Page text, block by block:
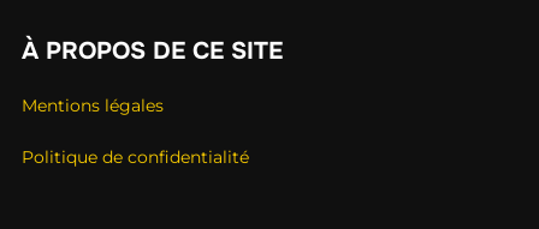
À PROPOS DE CE SITE
Mentions légales
Politique de confidentialité